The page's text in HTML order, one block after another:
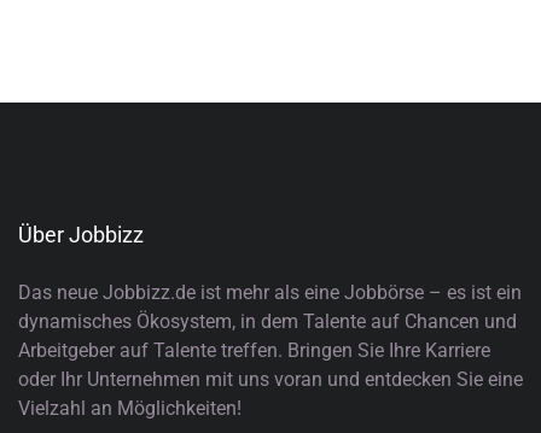
Über Jobbizz
Das neue Jobbizz.de ist mehr als eine Jobbörse – es ist ein
dynamisches Ökosystem, in dem Talente auf Chancen und
Arbeitgeber auf Talente treffen. Bringen Sie Ihre Karriere
oder Ihr Unternehmen mit uns voran und entdecken Sie eine
Vielzahl an Möglichkeiten!